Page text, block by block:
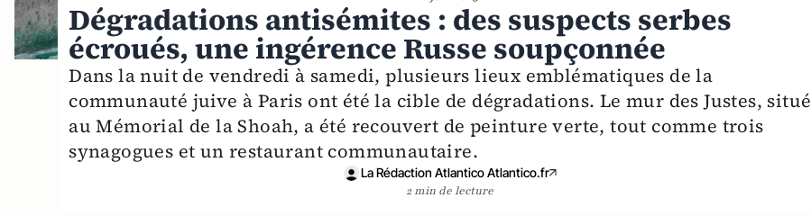
Dégradations antisémites : des suspects serbes
écroués, une ingérence Russe soupçonnée
Dans la nuit de vendredi à samedi, plusieurs lieux emblématiques de la
communauté juive à Paris ont été la cible de dégradations. Le mur des Justes, situé
au Mémorial de la Shoah, a été recouvert de peinture verte, tout comme trois
synagogues et un restaurant communautaire.
La Rédaction Atlantico Atlantico.fr
2 min de lecture